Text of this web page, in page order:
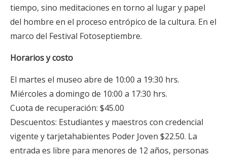
tiempo, sino meditaciones en torno al lugar y papel
del hombre en el proceso entrópico de la cultura. En el
marco del Festival Fotoseptiembre.
Horarios y costo
El martes el museo abre de 10:00 a 19:30 hrs.
Miércoles a domingo de 10:00 a 17:30 hrs.
Cuota de recuperación: $45.00
Descuentos: Estudiantes y maestros con credencial
vigente y tarjetahabientes Poder Joven $22.50. La
entrada es libre para menores de 12 años, personas